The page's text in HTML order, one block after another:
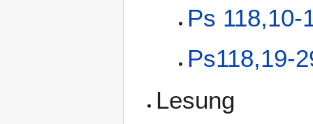
Ps 118,10-
Ps118,19-
Lesung